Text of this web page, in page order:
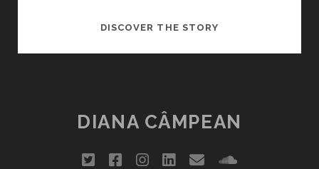
DISCOVER THE STORYIANUARIE
DIANA CÂMPEAN
twitterfacebookinstagram
linkedin
emailsoundcloud